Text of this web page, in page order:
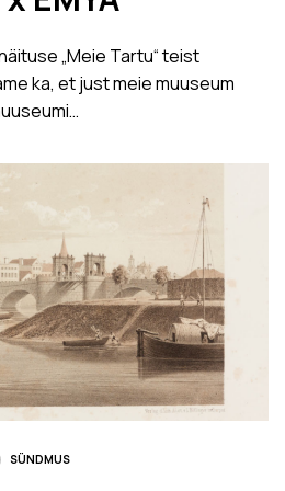
„Meie Tartu“ teist
ka, et just meie muuseum
SÜNDMUS